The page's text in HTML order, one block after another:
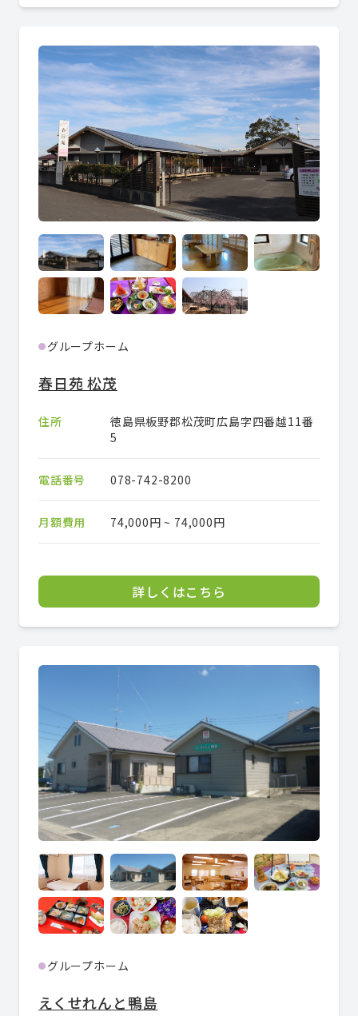
● グループホーム
春日苑 松茂
住所
徳島県板野郡松茂町広島字四番越11番
5
電話番号 078-742-8200
月額費用 74,000円 ~ 74,000円
詳しくはこちら
● グループホーム
えくせれんと鴨島